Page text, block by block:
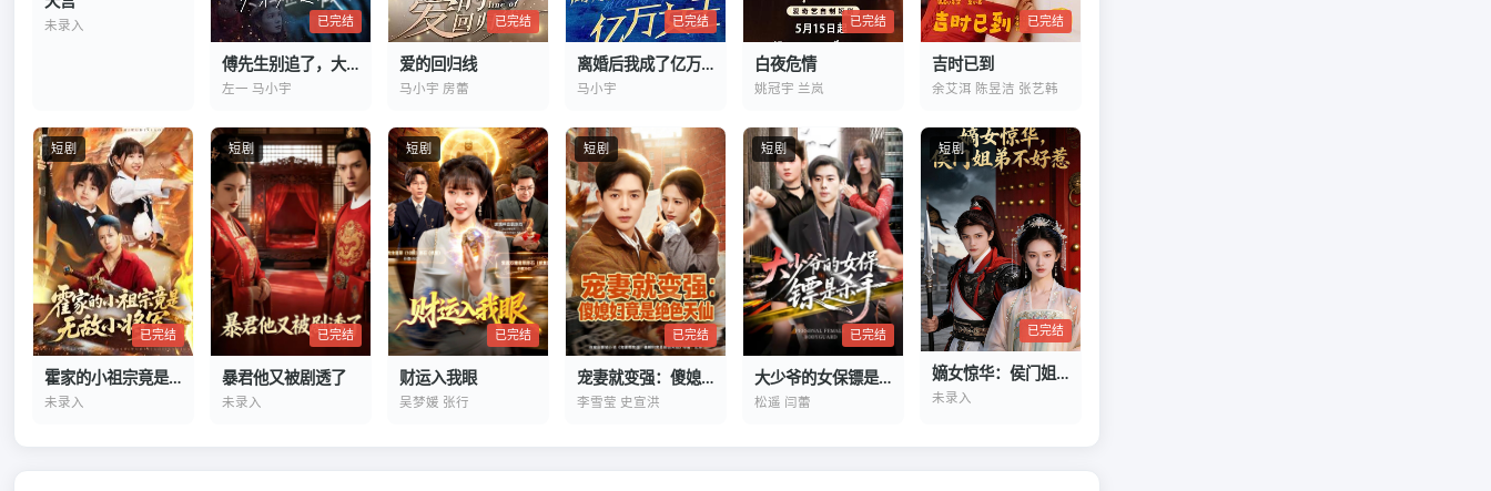
未录入 已完结
傅先生别追了，大小姐是假的
左一 马小宇
已完结
爱的回归线
马小宇 房蕾
已完结
离婚后我成了亿万女王
马小宇
已完结
白夜危情
姚冠宇 兰岚
已完结
吉时已到
余艾洱 陈昱洁 张艺韩
短剧
已完结
霍家的小祖宗竟是无敌小将军
未录入
短剧
已完结
暴君他又被剧透了
未录入
短剧
已完结
财运入我眼
吴梦媛 张行
短剧
已完结
宠妻就变强：傻媳妇竟是绝色天仙
李雪莹 史宣洪
短剧
已完结
大少爷的女保镖是杀手
松遥 闫蕾
短剧
已完结
嫡女惊华：侯门姐弟不好惹
未录入